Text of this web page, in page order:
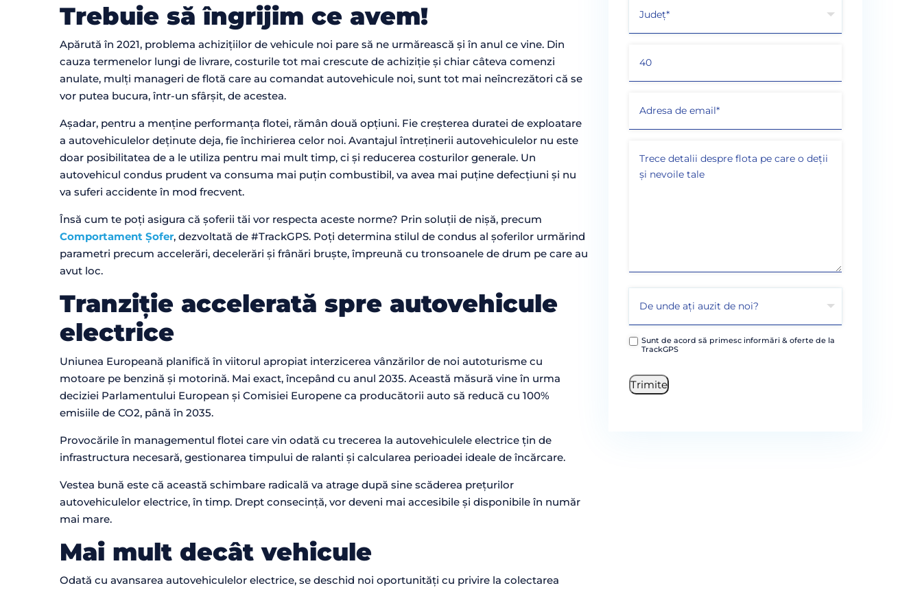
Trebuie să îngrijim ce avem!
Apărută în 2021, problema achizițiilor de vehicule noi pare să ne urmărească și în anul ce vine. Din
cauza termenelor lungi de livrare, costurile tot mai crescute de achiziție și chiar câteva comenzi
anulate, mulți manageri de flotă care au comandat autovehicule noi, sunt tot mai neîncrezători că se
vor putea bucura, într-un sfârșit, de acestea.
Așadar, pentru a menține performanța flotei, rămân două opțiuni. Fie creșterea duratei de exploatare
a autovehiculelor deținute deja, fie închirierea celor noi. Avantajul întreținerii autovehiculelor nu este
doar posibilitatea de a le utiliza pentru mai mult timp, ci și reducerea costurilor generale. Un
autovehicul condus prudent va consuma mai puțin combustibil, va avea mai puține defecțiuni și nu
va suferi accidente în mod frecvent.
Însă cum te poți asigura că șoferii tăi vor respecta aceste norme? Prin soluții de nișă, precum
Comportament Șofer, dezvoltată de #TrackGPS. Poți determina stilul de condus al șoferilor urmărind
parametri precum accelerări, decelerări și frânări bruște, împreună cu tronsoanele de drum pe care au
avut loc.
Tranziție accelerată spre autovehicule
electrice
Uniunea Europeană planifică în viitorul apropiat interzicerea vânzărilor de noi autoturisme cu
motoare pe benzină și motorină. Mai exact, începând cu anul 2035. Această măsură vine în urma
deciziei Parlamentului European și Comisiei Europene ca producătorii auto să reducă cu 100%
emisiile de CO2, până în 2035.
Provocările în managementul flotei care vin odată cu trecerea la autovehiculele electrice țin de
infrastructura necesară, gestionarea timpului de ralanti și calcularea perioadei ideale de încărcare.
Vestea bună este că această schimbare radicală va atrage după sine scăderea prețurilor
autovehiculelor electrice, în timp. Drept consecință, vor deveni mai accesibile și disponibile în număr
mai mare.
Mai mult decât vehicule
Odată cu avansarea autovehiculelor electrice, se deschid noi oportunități cu privire la colectarea
Sunt de acord să primesc informări & oferte de la
TrackGPS
Trimite